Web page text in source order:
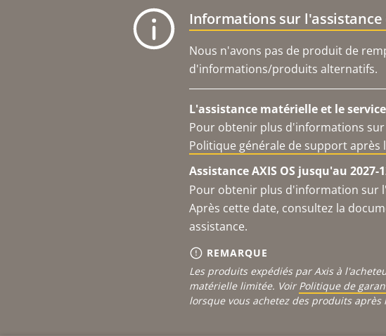
Informations sur
Nous n'avons pas de produit de
d'informations/produits alternatifs.
L'assistance matérielle et le
Pour obtenir plus d'informations
Politique générale de support après
Assistance AXIS OS jusqu'au 2027-
Pour obtenir plus d'information sur
Après cette date, consultez la
assistance.
REMARQUE
Les produits expédiés par Axis à
matérielle limitée. Voir Politique de
lorsque vous achetez des produits